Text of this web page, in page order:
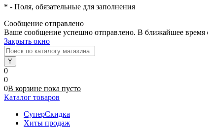
* - Поля, обязательные для заполнения
Сообщение отправлено
Ваше сообщение успешно отправлено. В ближайшее время
Закрыть окно
0
0
0В корзине пока пусто
Каталог товаров
СуперСкидка
Хиты продаж